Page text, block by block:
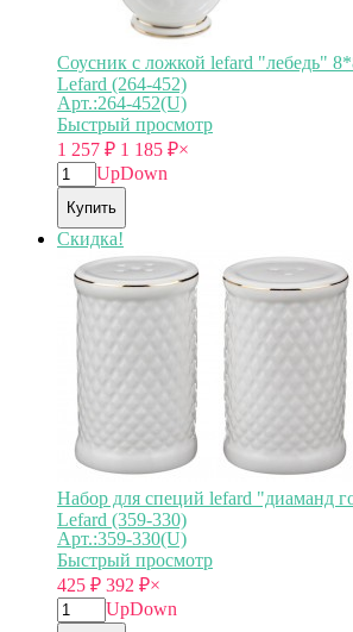
Соусник с ложкой lefard "лебедь"
Lefard (264-452)
Арт.:264-452(U)
Быстрый просмотр
1 257 ₽ 1 185 ₽×
UpDown
Купить
Скидка!
Набор для специй lefard "диаманд
Lefard (359-330)
Арт.:359-330(U)
Быстрый просмотр
425 ₽ 392 ₽×
UpDown